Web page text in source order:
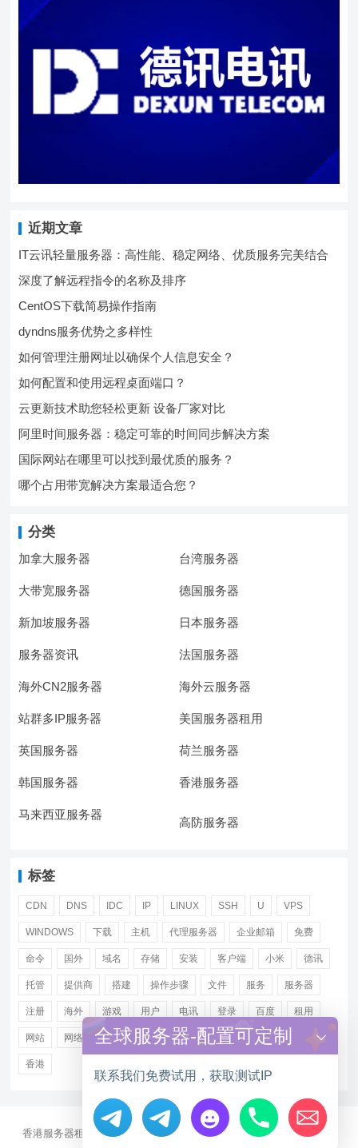
近期文章
IT云讯轻量服务器：高性能、稳定网络、优质服务完美结合
深度了解远程指令的名称及排序
CentOS下载简易操作指南
dyndns服务优势之多样性
如何管理注册网址以确保个人信息安全？
如何配置和使用远程桌面端口？
云更新技术助您轻松更新 设备厂家对比
阿里时间服务器：稳定可靠的时间同步解决方案
国际网站在哪里可以找到最优质的服务？
哪个占用带宽解决方案最适合您？
分类
加拿大服务器 台湾服务器
大带宽服务器 德国服务器
新加坡服务器 日本服务器
服务器资讯 法国服务器
海外CN2服务器 海外云服务器
站群多IP服务器 美国服务器租用
英国服务器 荷兰服务器
韩国服务器 香港服务器
马来西亚服务器
高防服务器
标签
CDN DNS IDC IP LINUX SSH U VPS
WINDOWS 下载 主机 代理服务器 企业邮箱 免费
命令 国外 域名 存储 安装 客户端 小米 德讯
托管 提供商 搭建 操作步骤 文件 服务 服务器
注册 海外 游戏 用户 电讯 登录 百度 租用
网站 网络 腾讯 虚拟主机 证书 配置 阿里
香港
香港服务器租用 海外CN2服务器 站群多IP服务器 海外云服务器
全球服务器-配置可定制
联系我们免费试用，获取测试IP